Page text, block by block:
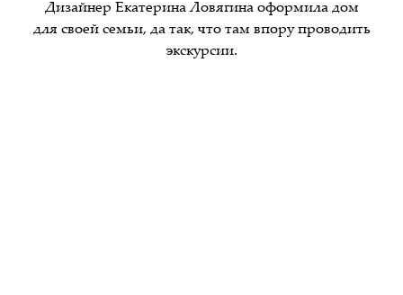
Дизайнер Екатерина Ловягина оформила дом
для своей семьи, да так, что там впору проводить
экскурсии.